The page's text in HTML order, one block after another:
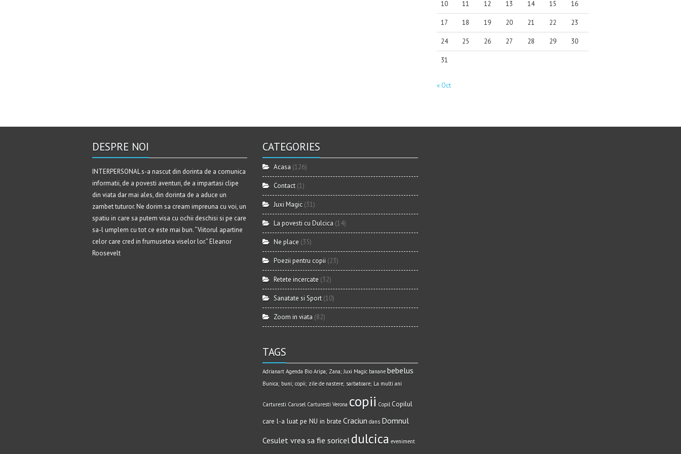
10 11 12 13 14 15 16
17 18 19 20 21 22 23
24 25 26 27 28 29 30
31
« Oct
DESPRE NOI
INTERPERSONAL s-a nascut din dorinta de a comunica
informatii, de a povesti aventuri, de a impartasi clipe
din viata dar mai ales, din dorinta de a aduce un
zambet tuturor. Ne dorim sa cream impreuna cu voi, un
spatiu in care sa putem visa cu ochii deschisi si pe care
sa-l umplem cu tot ce este mai bun. “Viitorul apartine
celor care cred in frumusetea viselor lor.” Eleanor
Roosevelt
CATEGORIES
Acasa (126)
Contact (1)
Juxi Magic (31)
La povesti cu Dulcica (14)
Ne place (35)
Poezii pentru copii (23)
Retete incercate (32)
Sanatate si Sport (10)
Zoom in viata (82)
TAGS
Adrianart Agenda Bio Aripa; Zana; Juxi Magic banane bebelus
Bunica; buni; copii; zile de nastere; sarbatoare; La multi ani
Carturesti Carusel Carturesti Verona copii Copil Copilul
care l-a luat pe NU in brate Craciun dans Domnul
Cesulet vrea sa fie soricel dulcica eveniment